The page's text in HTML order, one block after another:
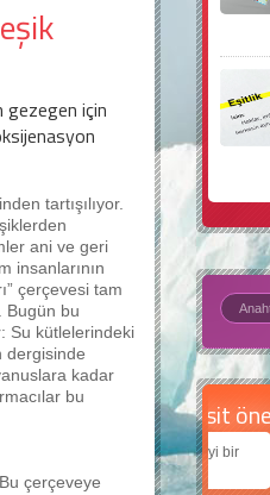
gezegen için
tartışılıyor.
ani ve geri
insanlarının
çerçevesi tam
Bugün bu
Su kütlelerindeki
dergisinde
kadar
bu
çerçeveye